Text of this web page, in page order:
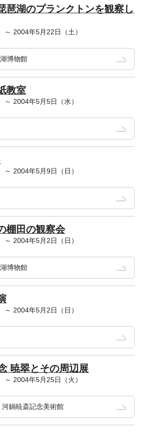
琶湖のプランクトンを観察し
～ 2004年5月22日（土）
博物館
教室
～ 2004年5月5日（水）
～ 2004年5月9日（日）
棚田の観察会
～ 2004年5月2日（日）
博物館
～ 2004年5月2日（日）
暁翠とその周辺展
～ 2004年5月25日（火）
鍋暁斎記念美術館